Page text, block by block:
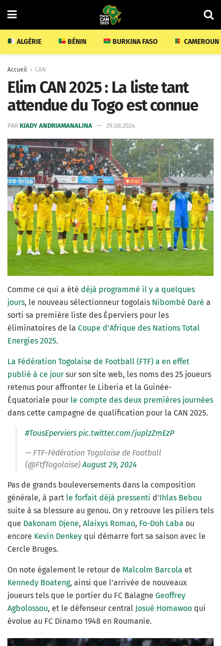
ALGÉRIE BÉNIN BURKINA FASO CAMEROUN
Accueil CAN
Elim CAN 2025 : La liste tant
attendue du Togo est connue
PAR KIADY ANDRIAMANALINA 29.08.2024
Comme ce qui a été déjà programmé il y a quelques
jours, le nouveau sélectionneur togolais Nibombé Daré a
sorti sa première liste des Éperviers pour les
éliminatoires de la Coupe d’Afrique des Nations Total
Energies 2025.
La Fédération Togolaise de Football (FTF) a en effet
publié à ce jour sur son site web, les noms des 25 joueurs
retenus pour affronter le Liberia et la Guinée-
Équatoriale pour le compte des deux premières journées
dans cette campagne de qualification pour la CAN 2025.
#TousEperviers pic.twitter.com/juplzZmEzP
— FTF-Fédération Togolaise de Football
(@FtfTogolaise)August 29, 2024
Pas de grands bouleversements dans la composition
générale, à part le forfait déjà pressenti d’Ihlas Bebou
suite à sa blessure au genou. On y retrouve les piliers tels
que Dakonam Djene, Alaixys Romao, Fo-Doh Laba ou
encore Kevin Denkey qui démarre fort sa saison avec le
Cercle Bruges.
On note également le retour de Malcolm Barcola et
Kennedy Boateng, ainsi que l’arrivée de nouveaux
joueurs tels que le portier du FC Balagne Geoffrey
Agbolossou, et le défenseur central Josué Homawoo qui
évolue au FC Dinamo 1948 en Roumanie.